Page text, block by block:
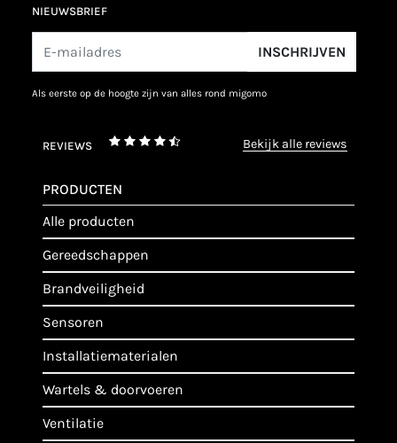
NIEUWSBRIEF
INSCHRIJVEN
als eerste op de hoogte zijn van alles rond migomo
REVIEWS bekijk alle reviews
PRODUCTEN
alle producten
gereedschappen
brandveiligheid
sensoren
installatiematerialen
wartels & doorvoeren
ventilatie